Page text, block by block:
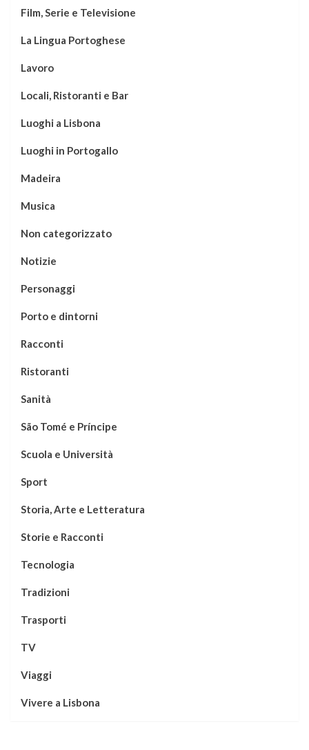
Film, Serie e Televisione
La Lingua Portoghese
Lavoro
Locali, Ristoranti e Bar
Luoghi a Lisbona
Luoghi in Portogallo
Madeira
Musica
Non categorizzato
Notizie
Personaggi
Porto e dintorni
Racconti
Ristoranti
Sanità
São Tomé e Príncipe
Scuola e Università
Sport
Storia, Arte e Letteratura
Storie e Racconti
Tecnologia
Tradizioni
Trasporti
TV
Viaggi
Vivere a Lisbona